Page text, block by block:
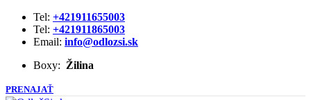
Tel: +421911655003
Tel: +421911865003
Email: info@odlozsi.sk
Boxy: Žilina
PRENAJAŤ